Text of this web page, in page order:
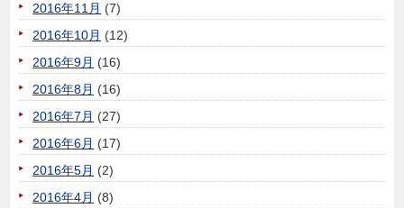
2016年11月 (7)
2016年10月 (12)
2016年9月 (16)
2016年8月 (16)
2016年7月 (27)
2016年6月 (17)
2016年5月 (2)
2016年4月 (8)